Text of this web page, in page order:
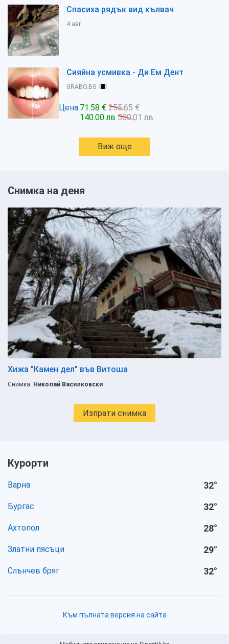
Спасиха рядък вид кълвач
4 авг
Сияйна усмивка - Ди Ем Дент
GRABO.BG
Цена:71.58 € 255.65 €
140.00 лв 500.01 лв
Виж още
Снимка на деня
Хижа "Камен дел" във Витоша
Снимка: Николай Василковски
Изпрати снимка
Курорти
Варна 32°
Бургас 32°
Ахтопол 28°
Златни пясъци 29°
Слънчев бряг 32°
Към пълната версия на сайта